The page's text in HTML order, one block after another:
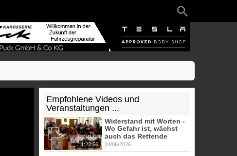
Empfohlene Videos und
Veranstaltungen ...
1:22:56
Widerstand mit Worten -
Wo Gefahr ist, wächst
auch das Rettende
24/06/2026